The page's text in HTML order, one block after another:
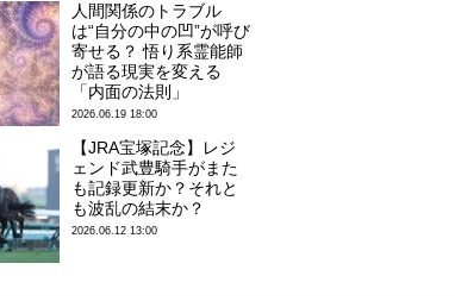
人間関係のトラブル
は“自分の中の凹”が呼び
寄せる？ 悟り系霊能師
が語る現実を変える
「内面の法則」
2026.06.19 18:00
【JRA宝塚記念】レジ
ェンド武豊騎手がまた
も記録更新か？それと
も波乱の結末か？
2026.06.12 13:00